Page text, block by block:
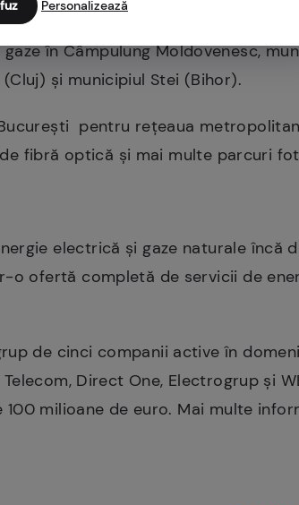
în Câmpulung Moldovenesc,
și municipiul Stei (Bihor).
pentru rețeaua
fibră optică și mai multe parcuri
electrică și gaze naturale încă
ofertă completă de servicii de
de cinci companii active în
Direct One, Electrogrup și
milioane de euro. Mai multe
Personalizează